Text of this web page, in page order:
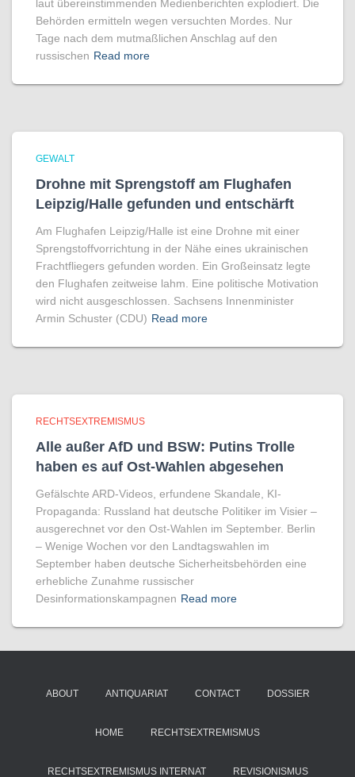
laut übereinstimmenden Medienberichten explodiert. Die
Behörden ermitteln wegen versuchten Mordes. Nur
Tage nach dem mutmaßlichen Anschlag auf den
russischen Read more
GEWALT
Drohne mit Sprengstoff am Flughafen
Leipzig/Halle gefunden und entschärft
Am Flughafen Leipzig/Halle ist eine Drohne mit einer
Sprengstoffvorrichtung in der Nähe eines ukrainischen
Frachtfliegers gefunden worden. Ein Großeinsatz legte
den Flughafen zeitweise lahm. Eine politische Motivation
wird nicht ausgeschlossen. Sachsens Innenminister
Armin Schuster (CDU) Read more
RECHTSEXTREMISMUS
Alle außer AfD und BSW: Putins Trolle
haben es auf Ost-Wahlen abgesehen
Gefälschte ARD-Videos, erfundene Skandale, KI-
Propaganda: Russland hat deutsche Politiker im Visier –
ausgerechnet vor den Ost-Wahlen im September. Berlin
– Wenige Wochen vor den Landtagswahlen im
September haben deutsche Sicherheitsbehörden eine
erhebliche Zunahme russischer
Desinformationskampagnen Read more
ABOUT ANTIQUARIAT CONTACT DOSSIER
HOME RECHTSEXTREMISMUS
RECHTSEXTREMISMUS INTERNAT REVISIONISMUS